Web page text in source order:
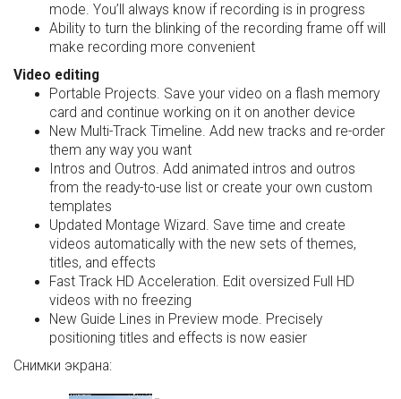
mode. You’ll always know if recording is in progress
Ability to turn the blinking of the recording frame off will
make recording more convenient
Video editing
Portable Projects. Save your video on a flash memory
card and continue working on it on another device
New Multi-Track Timeline. Add new tracks and re-order
them any way you want
Intros and Outros. Add animated intros and outros
from the ready-to-use list or create your own custom
templates
Updated Montage Wizard. Save time and create
videos automatically with the new sets of themes,
titles, and effects
Fast Track HD Acceleration. Edit oversized Full HD
videos with no freezing
New Guide Lines in Preview mode. Precisely
positioning titles and effects is now easier
Снимки экрана: